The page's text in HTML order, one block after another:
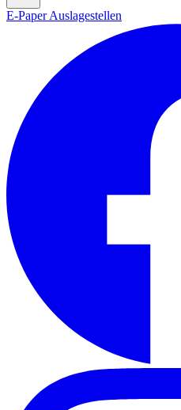
E-PaperAuslagestellen